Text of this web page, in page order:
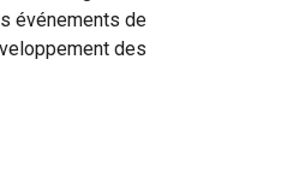
événements de
des